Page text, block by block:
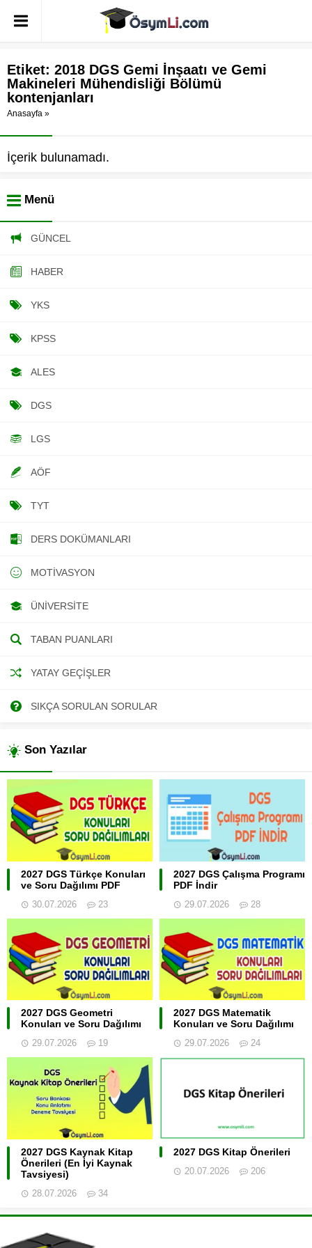
Etiket: 2018 DGS Gemi İnşaatı ve Gemi
Makineleri Mühendisliği Bölümü
kontenjanları
Anasayfa »
İçerik bulunamadı.
Menü
GÜNCEL
HABER
YKS
KPSS
ALES
DGS
LGS
AÖF
TYT
DERS DOKÜMANLARI
MOTIVASYON
ÜNIVERSITE
TABAN PUANLARI
YATAY GEÇIŞLER
SIKÇA SORULAN SORULAR
Son Yazılar
2027 DGS Türkçe Konuları
ve Soru Dağılımı PDF
30.07.2026 23
2027 DGS Çalışma Programı
PDF İndir
29.07.2026 28
2027 DGS Geometri
Konuları ve Soru Dağılımı
29.07.2026 19
2027 DGS Matematik
Konuları ve Soru Dağılımı
29.07.2026 24
2027 DGS Kaynak Kitap
Önerileri (En İyi Kaynak
Tavsiyesi)
28.07.2026 34
2027 DGS Kitap Önerileri
20.07.2026 206